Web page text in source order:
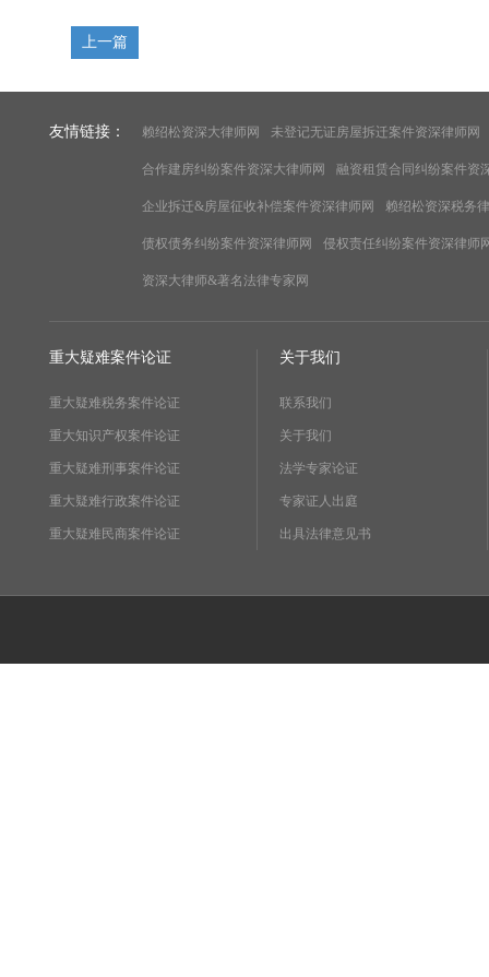
上一篇
友情链接： 赖绍松资深大律师网 未登记无证房屋拆迁案件资深律师网
合作建房纠纷案件资深大律师网 融资租赁合同纠纷案件资
企业拆迁&房屋征收补偿案件资深律师网 赖绍松资深税务
债权债务纠纷案件资深律师网 侵权责任纠纷案件资深律师
资深大律师&著名法律专家网
重大疑难案件论证
重大疑难税务案件论证
重大知识产权案件论证
重大疑难刑事案件论证
重大疑难行政案件论证
重大疑难民商案件论证
关于我们
联系我们
关于我们
法学专家论证
专家证人出庭
出具法律意见书